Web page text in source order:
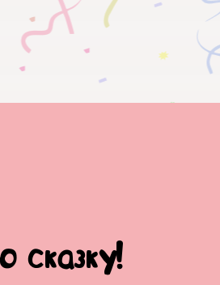
сказку!